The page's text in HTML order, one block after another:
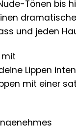
Tönen bis
und jeden
mit
Lippen
mit einer